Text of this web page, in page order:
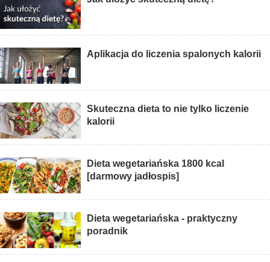
Aplikacja do liczenia spalonych kalorii
Skuteczna dieta to nie tylko liczenie
kalorii
Dieta wegetariańska 1800 kcal
[darmowy jadłospis]
Dieta wegetariańska - praktyczny
poradnik